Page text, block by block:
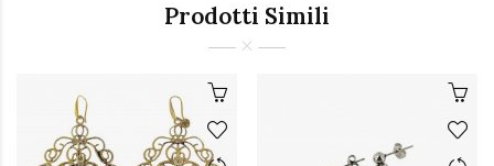
Prodotti Simili